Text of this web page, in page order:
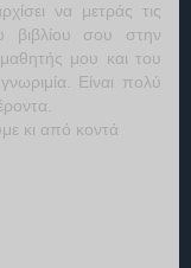
να μετράς τις
βιβλίου σου στην
μου και του
Είναι πολύ
κι από κοντά